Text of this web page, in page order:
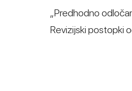
„Predhodno
Revizijski postopki